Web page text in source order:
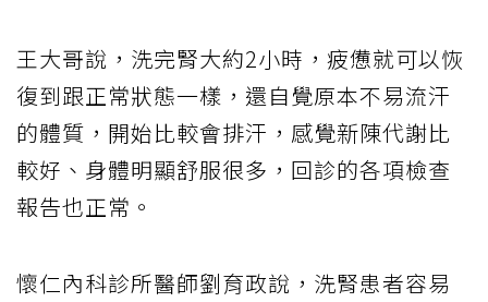
王大哥說，洗完腎大約2小時，疲憊就可以恢
復到跟正常狀態一樣，還自覺原本不易流汗
的體質，開始比較會排汗，感覺新陳代謝比
較好、身體明顯舒服很多，回診的各項檢查
報告也正常。
懷仁內科診所醫師劉育政說，洗腎患者容易